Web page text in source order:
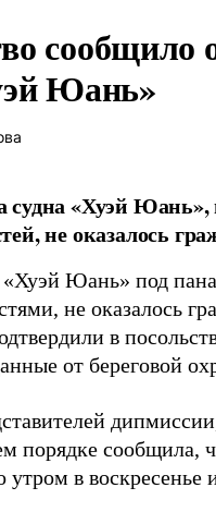
сообщило
Юань»
судна «Хуэй Юань»,
не оказалось
«Хуэй Юань» под
не оказалось
в
от береговой
порядке сообщила,
утром в воскресенье